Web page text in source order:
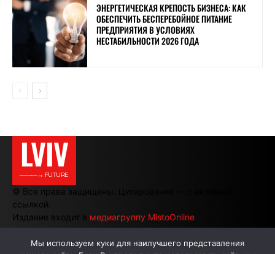
ЭНЕРГЕТИЧЕСКАЯ КРЕПОСТЬ БИЗНЕСА: КАК
ОБЕСПЕЧИТЬ БЕСПЕРЕБОЙНОЕ ПИТАНИЕ
ПРЕДПРИЯТИЯ В УСЛОВИЯХ
НЕСТАБИЛЬНОСТИ 2026 ГОДА
LVIV
———→ FUTURE
© Все права защищены. Цитирование — с активной
ссылкой.
Издание входит в медиагруппу MistoOnline
Мы используем куки для наилучшего представления